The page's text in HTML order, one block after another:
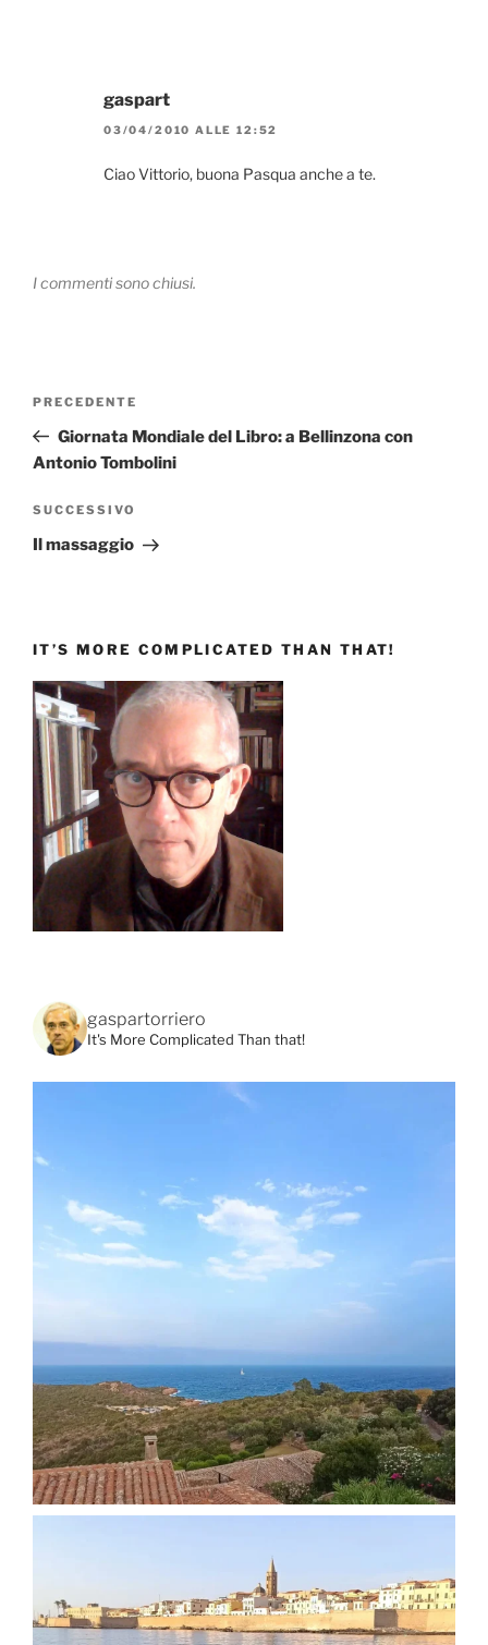
gaspart
03/04/2010 ALLE 12:52
Ciao Vittorio, buona Pasqua anche a te.
I commenti sono chiusi.
Articolo
precedente:
PRECEDENTE
Giornata Mondiale del Libro: a Bellinzona con
Antonio Tombolini
Articolo
successivo
SUCCESSIVO
Il massaggio
IT’S MORE COMPLICATED THAN THAT!
gaspartorriero
It's More Complicated Than that!